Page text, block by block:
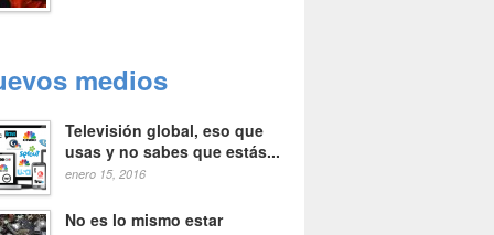
medios
Televisión global, eso que
usas y no sabes que estás...
enero 15, 2016
No es lo mismo estar